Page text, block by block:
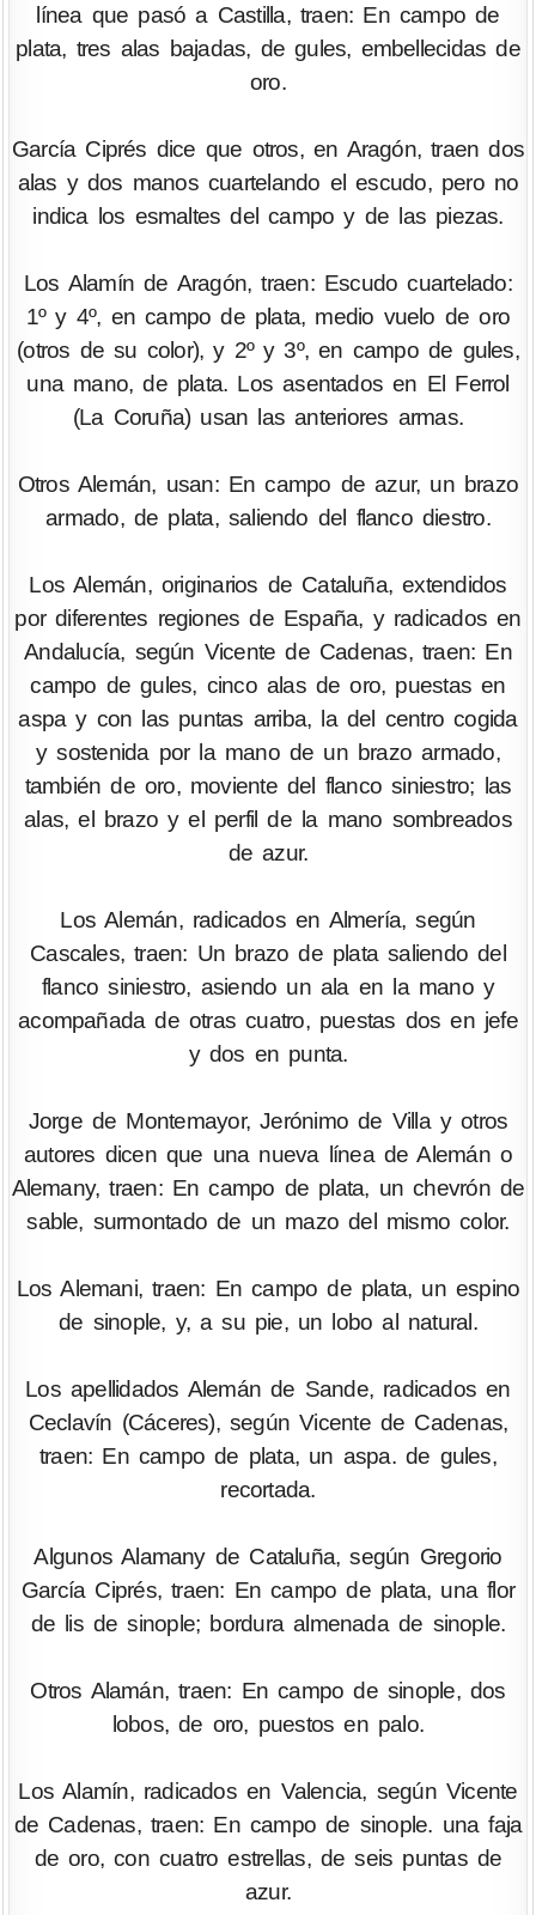
línea que pasó a Castilla, traen: En campo de
plata, tres alas bajadas, de gules, embellecidas de
oro.
García Ciprés dice que otros, en Aragón, traen dos
alas y dos manos cuartelando el escudo, pero no
indica los esmaltes del campo y de las piezas.
Los Alamín de Aragón, traen: Escudo cuartelado:
1º y 4º, en campo de plata, medio vuelo de oro
(otros de su color), y 2º y 3º, en campo de gules,
una mano, de plata. Los asentados en El Ferrol
(La Coruña) usan las anteriores armas.
Otros Alemán, usan: En campo de azur, un brazo
armado, de plata, saliendo del flanco diestro.
Los Alemán, originarios de Cataluña, extendidos
por diferentes regiones de España, y radicados en
Andalucía, según Vicente de Cadenas, traen: En
campo de gules, cinco alas de oro, puestas en
aspa y con las puntas arriba, la del centro cogida
y sostenida por la mano de un brazo armado,
también de oro, moviente del flanco siniestro; las
alas, el brazo y el perfil de la mano sombreados
de azur.
Los Alemán, radicados en Almería, según
Cascales, traen: Un brazo de plata saliendo del
flanco siniestro, asiendo un ala en la mano y
acompañada de otras cuatro, puestas dos en jefe
y dos en punta.
Jorge de Montemayor, Jerónimo de Villa y otros
autores dicen que una nueva línea de Alemán o
Alemany, traen: En campo de plata, un chevrón de
sable, surmontado de un mazo del mismo color.
Los Alemani, traen: En campo de plata, un espino
de sinople, y, a su pie, un lobo al natural.
Los apellidados Alemán de Sande, radicados en
Ceclavín (Cáceres), según Vicente de Cadenas,
traen: En campo de plata, un aspa. de gules,
recortada.
Algunos Alamany de Cataluña, según Gregorio
García Ciprés, traen: En campo de plata, una flor
de lis de sinople; bordura almenada de sinople.
Otros Alamán, traen: En campo de sinople, dos
lobos, de oro, puestos en palo.
Los Alamín, radicados en Valencia, según Vicente
de Cadenas, traen: En campo de sinople. una faja
de oro, con cuatro estrellas, de seis puntas de
azur.